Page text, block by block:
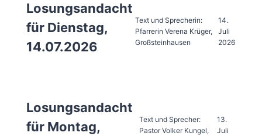
Losungsandacht
für Dienstag,
14.07.2026
Text und Sprecherin:
Pfarrerin Verena Krüger,
Großsteinhausen
14.
Juli
2026
Losungsandacht
für Montag,
Text und Sprecher:
Pastor Volker Kungel,
13.
Juli